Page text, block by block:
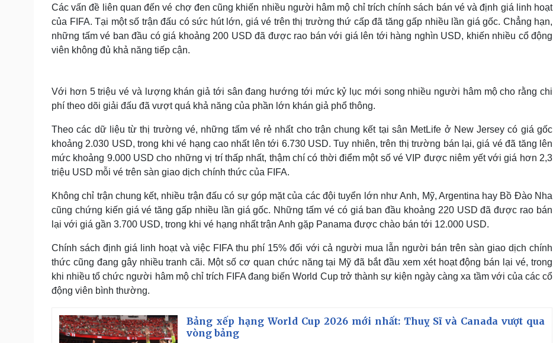
Các vấn đề liên quan đến vé chợ đen cũng khiến nhiều người hâm mộ chỉ trích chính sách bán vé và định giá linh hoạt
của FIFA. Tại một số trận đấu có sức hút lớn, giá vé trên thị trường thứ cấp đã tăng gấp nhiều lần giá gốc. Chẳng hạn,
những tấm vé ban đầu có giá khoảng 200 USD đã được rao bán với giá lên tới hàng nghìn USD, khiến nhiều cổ động
viên không đủ khả năng tiếp cận.
Với hơn 5 triệu vé và lượng khán giả tới sân đang hướng tới mức kỷ lục mới song nhiều người hâm mộ cho rằng chi
phí theo dõi giải đấu đã vượt quá khả năng của phần lớn khán giả phổ thông.
Theo các dữ liệu từ thị trường vé, những tấm vé rẻ nhất cho trận chung kết tại sân MetLife ở New Jersey có giá gốc
khoảng 2.030 USD, trong khi vé hạng cao nhất lên tới 6.730 USD. Tuy nhiên, trên thị trường bán lại, giá vé đã tăng lên
mức khoảng 9.000 USD cho những vị trí thấp nhất, thậm chí có thời điểm một số vé VIP được niêm yết với giá hơn 2,3
triệu USD mỗi vé trên sàn giao dịch chính thức của FIFA.
Không chỉ trận chung kết, nhiều trận đấu có sự góp mặt của các đội tuyển lớn như Anh, Mỹ, Argentina hay Bồ Đào Nha
cũng chứng kiến giá vé tăng gấp nhiều lần giá gốc. Những tấm vé có giá ban đầu khoảng 220 USD đã được rao bán
lại với giá gần 3.700 USD, trong khi vé hạng nhất trận Anh gặp Panama được chào bán tới 12.000 USD.
Chính sách định giá linh hoạt và việc FIFA thu phí 15% đối với cả người mua lẫn người bán trên sàn giao dịch chính
thức cũng đang gây nhiều tranh cãi. Một số cơ quan chức năng tại Mỹ đã bắt đầu xem xét hoạt động bán lại vé, trong
khi nhiều tổ chức người hâm mộ chỉ trích FIFA đang biến World Cup trở thành sự kiện ngày càng xa tầm với của các cổ
động viên bình thường.
Bảng xếp hạng World Cup 2026 mới nhất: Thuỵ Sĩ và Canada vượt qua
vòng bảng